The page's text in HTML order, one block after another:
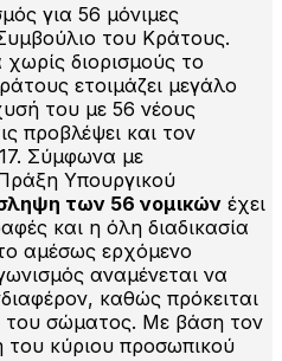
για 56 μόνιμες
του Κράτους.
διορισμούς το
ετοιμάζει μεγάλο
του με 56 νέους
προβλέψει και τον
Σύμφωνα με
Υπουργικού
των 56 νομικών έχει
και η όλη διαδικασία
αμέσως ερχόμενο
αναμένεται να
καθώς πρόκειται
του σώματος. Με βάση τον
κύριου προσωπικού